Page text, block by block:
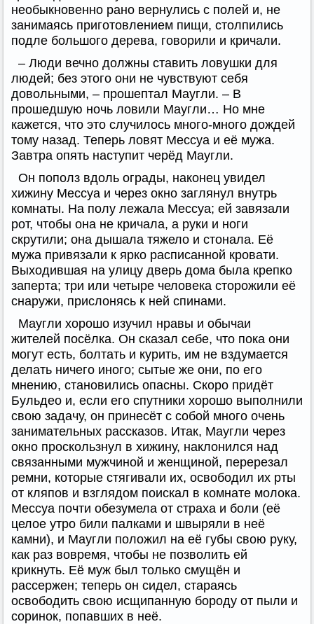
необыкновенно рано вернулись с полей и, не
занимаясь приготовлением пищи, столпились
подле большого дерева, говорили и кричали.
– Люди вечно должны ставить ловушки для
людей; без этого они не чувствуют себя
довольными, – прошептал Маугли. – В
прошедшую ночь ловили Маугли… Но мне
кажется, что это случилось много-много дождей
тому назад. Теперь ловят Мессуа и её мужа.
Завтра опять наступит черёд Маугли.
Он пополз вдоль ограды, наконец увидел
хижину Мессуа и через окно заглянул внутрь
комнаты. На полу лежала Мессуа; ей завязали
рот, чтобы она не кричала, а руки и ноги
скрутили; она дышала тяжело и стонала. Её
мужа привязали к ярко расписанной кровати.
Выходившая на улицу дверь дома была крепко
заперта; три или четыре человека сторожили её
снаружи, прислонясь к ней спинами.
Маугли хорошо изучил нравы и обычаи
жителей посёлка. Он сказал себе, что пока они
могут есть, болтать и курить, им не вздумается
делать ничего иного; сытые же они, по его
мнению, становились опасны. Скоро придёт
Бульдео и, если его спутники хорошо выполнили
свою задачу, он принесёт с собой много очень
занимательных рассказов. Итак, Маугли через
окно проскользнул в хижину, наклонился над
связанными мужчиной и женщиной, перерезал
ремни, которые стягивали их, освободил их рты
от кляпов и взглядом поискал в комнате молока.
Мессуа почти обезумела от страха и боли (её
целое утро били палками и швыряли в неё
камни), и Маугли положил на её губы свою руку,
как раз вовремя, чтобы не позволить ей
крикнуть. Её муж был только смущён и
рассержен; теперь он сидел, стараясь
освободить свою исщипанную бороду от пыли и
соринок, попавших в неё.